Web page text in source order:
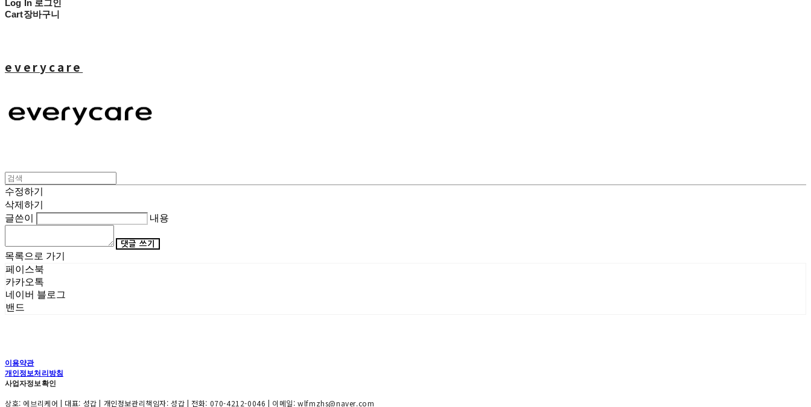
Log In 로그인
Cart장바구니
everycare
수정하기
삭제하기
글쓴이
내용
댓글 쓰기
목록으로 가기
페이스북
카카오톡
네이버 블로그
밴드
이용약관
개인정보처리방침
사업자정보확인
상호: 에브리케어 | 대표: 성갑 | 개인정보관리책임자: 성갑 | 전화: 070-4212-0046 | 이메일: wlfmzhs@naver.com